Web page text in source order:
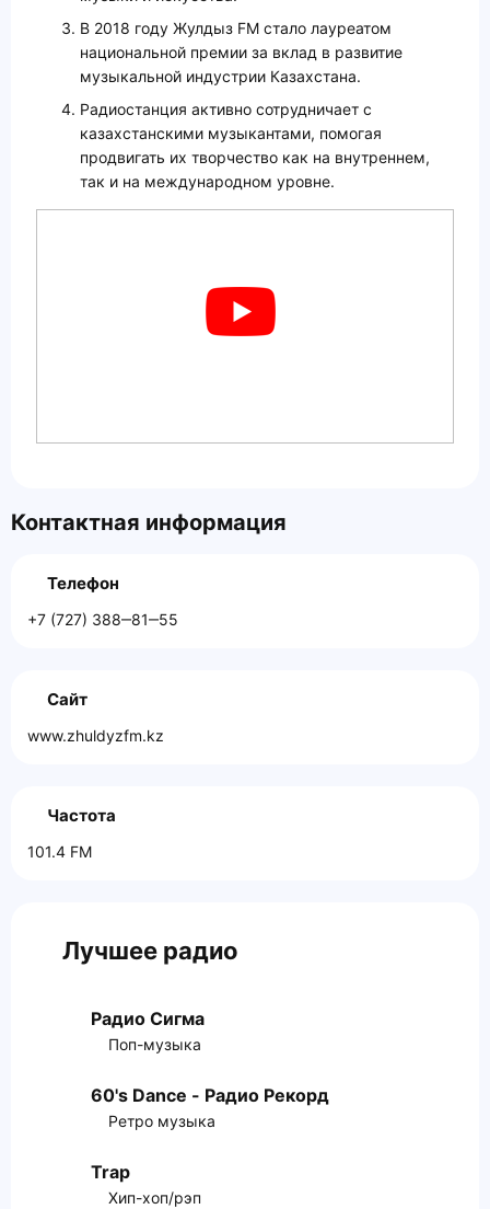
В 2018 году Жулдыз FM стало лауреатом
национальной премии за вклад в развитие
музыкальной индустрии Казахстана.
Радиостанция активно сотрудничает с
казахстанскими музыкантами, помогая
продвигать их творчество как на внутреннем,
так и на международном уровне.
Контактная информация
Телефон
+7 (727) 388‒81‒55
Сайт
www.zhuldyzfm.kz
Частота
101.4 FM
Лучшее радио
Радио Сигма
Поп-музыка
60's Dance - Радио Рекорд
Ретро музыка
Trap
Хип-хоп/рэп